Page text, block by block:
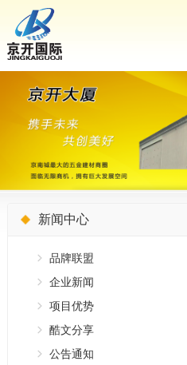
新闻中心
品牌联盟
企业新闻
项目优势
酷文分享
公告通知